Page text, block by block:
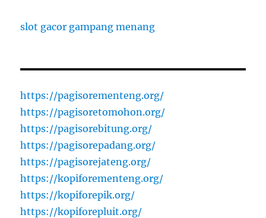
slot gacor gampang menang
https://pagisorementeng.org/
https://pagisoretomohon.org/
https://pagisorebitung.org/
https://pagisorepadang.org/
https://pagisorejateng.org/
https://kopiforementeng.org/
https://kopiforepik.org/
https://kopiforepluit.org/